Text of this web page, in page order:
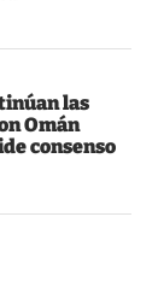
las
Omán
consenso